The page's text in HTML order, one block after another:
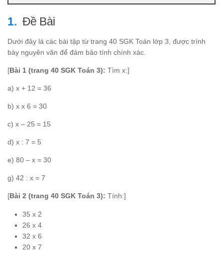
Đề Bài
Dưới đây là các bài tập từ trang 40 SGK Toán lớp 3, được trình
bày nguyên văn để đảm bảo tính chính xác.
[Bài 1 (trang 40 SGK Toán 3): Tìm x:]
a) x + 12 = 36
b) x x 6 = 30
c) x – 25 = 15
d) x : 7 = 5
e) 80 – x = 30
g) 42 : x = 7
[Bài 2 (trang 40 SGK Toán 3): Tính:]
35 x 2
26 x 4
32 x 6
20 x 7